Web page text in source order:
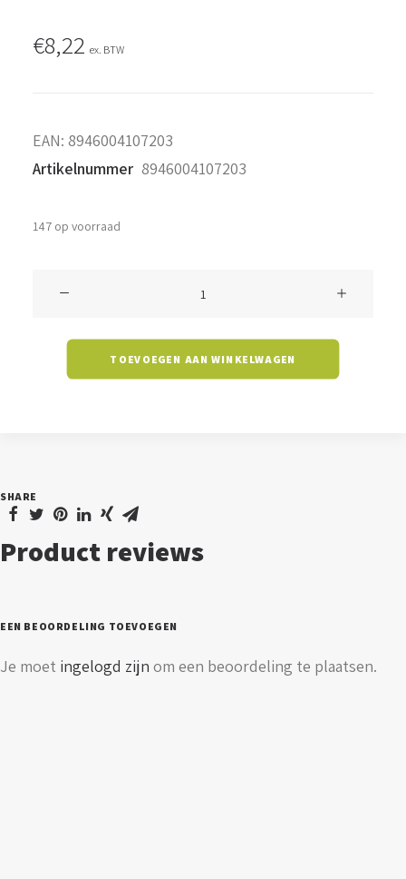
€8,22 ex. BTW
EAN: 8946004107203
Artikelnummer 8946004107203
147 op voorraad
melkglas
dimbaar
E27
aantal
TOEVOEGEN AAN WINKELWAGEN
SHARE
Product reviews
EEN BEOORDELING TOEVOEGEN
Je moet ingelogd zijn om een beoordeling te plaatsen.